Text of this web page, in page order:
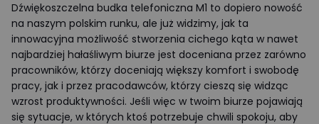
Dźwiękoszczelna budka telefoniczna M1 to dopiero nowość
na naszym polskim runku, ale już widzimy, jak ta
innowacyjna możliwość stworzenia cichego kąta w nawet
najbardziej hałaśliwym biurze jest doceniana przez zarówno
pracowników, którzy doceniają większy komfort i swobodę
pracy, jak i przez pracodawców, którzy cieszą się widząc
wzrost produktywności. Jeśli więc w twoim biurze pojawiają
się sytuacje, w których ktoś potrzebuje chwili spokoju, aby